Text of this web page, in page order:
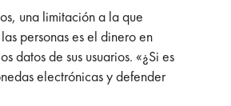
una limitación a la que
personas es el dinero en
datos de sus usuarios. «¿Si es
electrónicas y defender